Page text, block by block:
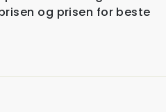
og prisen for beste